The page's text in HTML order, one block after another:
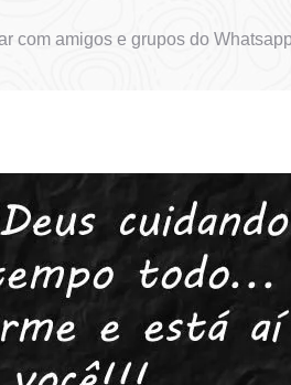
com amigos e grupos do